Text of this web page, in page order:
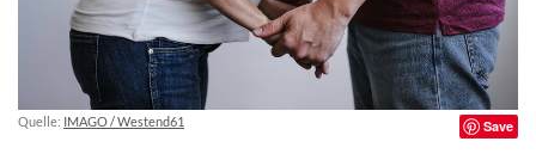
Quelle: IMAGO / Westend61 Save